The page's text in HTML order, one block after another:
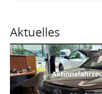
Aktuelles